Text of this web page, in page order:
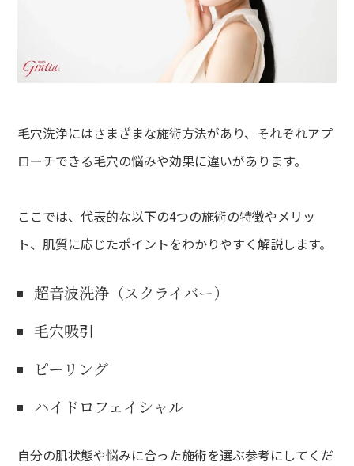
毛穴洗浄にはさまざまな施術方法があり、それぞれアプ
ローチできる毛穴の悩みや効果に違いがあります。
ここでは、代表的な以下の4つの施術の特徴やメリッ
ト、肌質に応じたポイントをわかりやすく解説します。
超音波洗浄（スクライバー）
毛穴吸引
ピーリング
ハイドロフェイシャル
自分の肌状態や悩みに合った施術を選ぶ参考にしてくだ